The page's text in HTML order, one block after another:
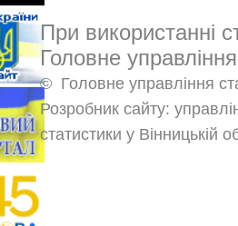
При використанні
Головне
© Головне управління
Розробник сайту:
статистики у Вінницькій